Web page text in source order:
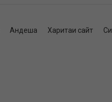
Андеша Харитаи сайт